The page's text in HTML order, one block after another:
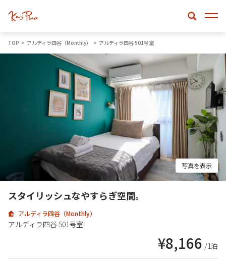
TOP アルディラ四谷（Monthly） アルディラ四谷 501号室
写真を表示
スタイリッシュなやすらぎ空間。
アルディラ四谷（Monthly）
アルディラ四谷 501号室
¥8,166 /1泊